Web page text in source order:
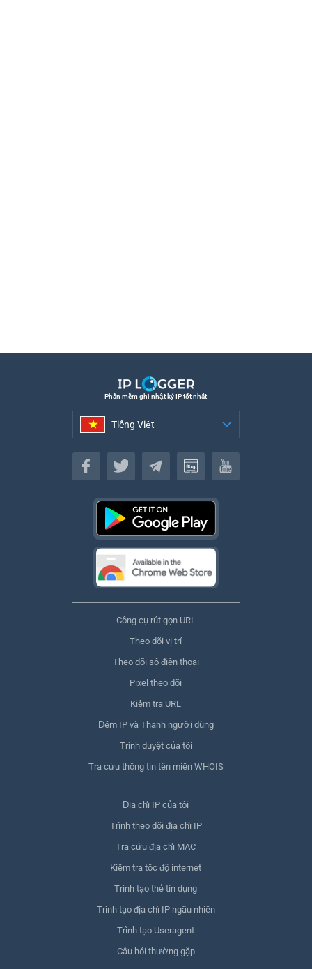
Phần mềm ghi nhật ký IP tốt nhất
Tiếng Việt
Tiếng Việt
Công cụ rút gọn URL
Theo dõi vị trí
Theo dõi số điện thoại
Pixel theo dõi
Kiểm tra URL
Đếm IP và Thanh người dùng
Trình duyệt của tôi
Tra cứu thông tin tên miền WHOIS
Địa chỉ IP của tôi
Trình theo dõi địa chỉ IP
Tra cứu địa chỉ MAC
Kiểm tra tốc độ internet
Trình tạo thẻ tín dụng
Trình tạo địa chỉ IP ngẫu nhiên
Trình tạo Useragent
Câu hỏi thường gặp